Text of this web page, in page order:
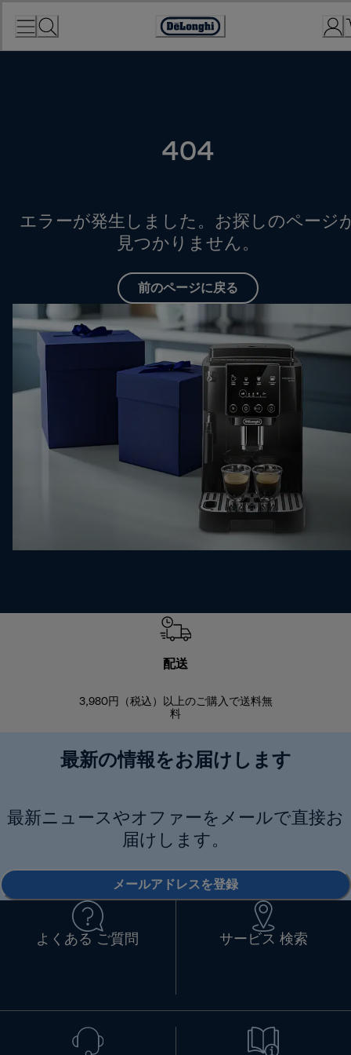
Accessibility
Statement
404
エラーが発生しました。お探しのページ
見つかりません。
前のページに戻る
配送
3,980円（税込）以上のご購入で送料無
料
最新の情報をお届けします
最新ニュースやオファーをメールで直接お
届けします。
メールアドレスを登録
よくある ご質問 サービス 検索